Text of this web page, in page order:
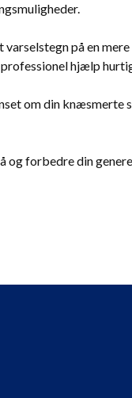
varselstegn på en
professionel hjælp
om din
og forbedre din